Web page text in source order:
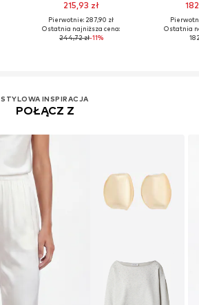
215,93 zł
Pierwotnie: 287,90 zł
Ostatnia najniższa cena:
244,72 zł-11%
Ostatnia
STYLOWA INSPIRACJA
POŁĄCZ Z